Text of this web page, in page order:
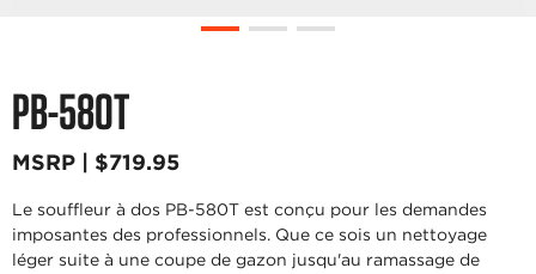
PB-580T
MSRP | $719.95
Le souffleur à dos PB-580T est conçu pour les demandes
imposantes des professionnels. Que ce sois un nettoyage
léger suite à une coupe de gazon jusqu'au ramassage de